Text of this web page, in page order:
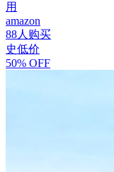
用
amazon
88人购买
史低价
50% OFF